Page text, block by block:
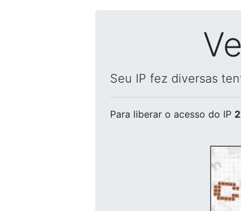
Seu IP fez diversas
Para liberar o acesso do IP